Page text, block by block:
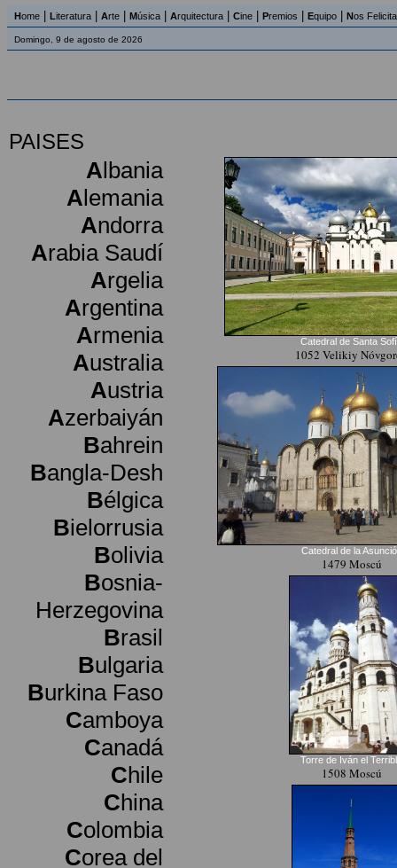
Home Literatura Arte Música Arquitectura Cine Premios Equipo Nos
Domingo, 9 de agosto de 2026
PAISES
Albania
Alemania
Andorra
Arabia Saudí
Argelia
Argentina
Armenia
Australia
Austria
Azerbaiyán
Bahrein
Bangla-Desh
Bélgica
Bielorrusia
Bolivia
Bosnia-
Herzegovina
Brasil
Bulgaria
Burkina Faso
Camboya
Canadá
Chile
China
Colombia
Corea del
Catedral de Santa
1052 Velikiy
Catedral de la
1479 Moscú
Torre de Iván el
1508 Moscú